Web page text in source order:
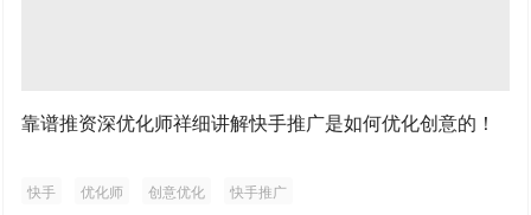
靠谱推资深优化师祥细讲解快手推广是如何优化创意的！
快手 优化师 创意优化 快手推广